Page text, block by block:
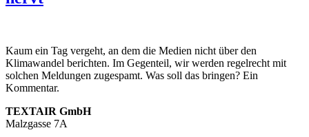
Kaum ein Tag vergeht, an dem die Medien nicht über den
Klimawandel berichten. Im Gegenteil, wir werden regelrecht mit
solchen Meldungen zugespamt. Was soll das bringen? Ein
Kommentar.
TEXTAIR GmbH
Malzgasse 7A